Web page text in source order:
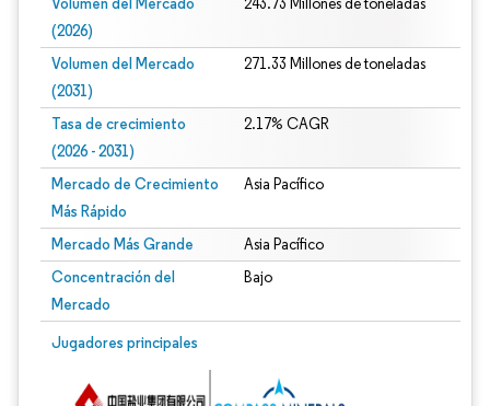
(2026)
243.73 Millones de toneladas
Volumen del Mercado
(2031)
271.33 Millones de toneladas
Tasa de crecimiento
(2026 - 2031)
2.17% CAGR
Mercado de Crecimiento
Más Rápido
Asia Pacífico
Mercado Más Grande Asia Pacífico
Concentración del
Mercado
Bajo
Jugadores principales
Imagen © Mordor Intelligence. El uso requiere atribución según CC BY 4.0.